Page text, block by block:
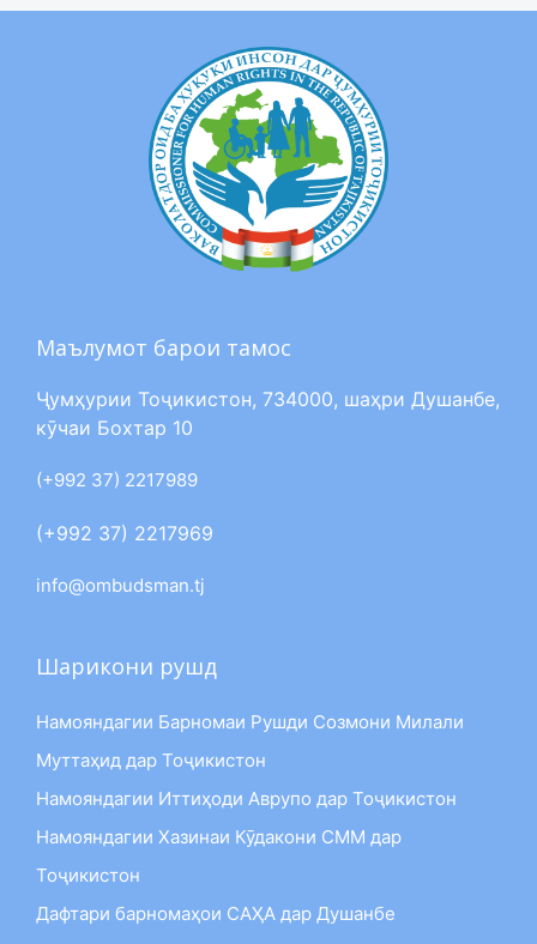
Маълумот барои тамос
Ҷумҳурии Тоҷикистон, 734000, шаҳри Душанбе,
кӯчаи Бохтар 10
(+992 37) 2217989
(+992 37) 2217969
info@ombudsman.tj
Шарикони рушд
Намояндагии Барномаи Рушди Созмони Милали
Муттаҳид дар Тоҷикистон
Намояндагии Иттиҳоди Аврупо дар Тоҷикистон
Намояндагии Хазинаи Кӯдакони СММ дар
Тоҷикистон
Дафтари барномаҳои САҲА дар Душанбе